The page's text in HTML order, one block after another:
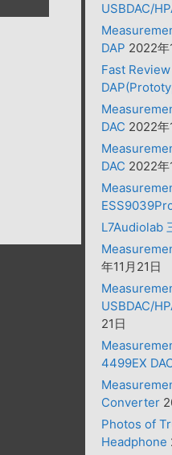
USBDAC/
DAP 2022年
Fast
DAC 2022年
DAC 2022年
L7Audiolab
年11月21日
USBDAC/
21日
4499EX
Converter
Photos of
Headphone